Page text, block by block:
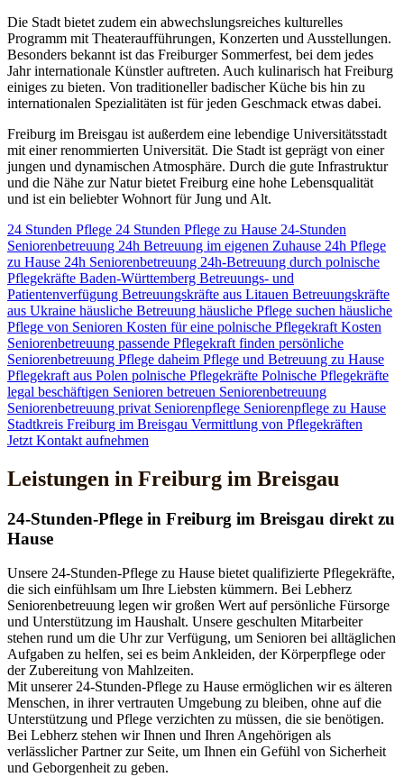
Die Stadt bietet zudem ein abwechslungsreiches kulturelles
Programm mit Theateraufführungen, Konzerten und Ausstellungen.
Besonders bekannt ist das Freiburger Sommerfest, bei dem jedes
Jahr internationale Künstler auftreten. Auch kulinarisch hat Freiburg
einiges zu bieten. Von traditioneller badischer Küche bis hin zu
internationalen Spezialitäten ist für jeden Geschmack etwas dabei.
Freiburg im Breisgau ist außerdem eine lebendige Universitätsstadt
mit einer renommierten Universität. Die Stadt ist geprägt von einer
jungen und dynamischen Atmosphäre. Durch die gute Infrastruktur
und die Nähe zur Natur bietet Freiburg eine hohe Lebensqualität
und ist ein beliebter Wohnort für Jung und Alt.
24 Stunden Pflege 24 Stunden Pflege zu Hause 24-Stunden
Seniorenbetreuung 24h Betreuung im eigenen Zuhause 24h Pflege
zu Hause 24h Seniorenbetreuung 24h-Betreuung durch polnische
Pflegekräfte Baden-Württemberg Betreuungs- und
Patientenverfügung Betreuungskräfte aus Litauen Betreuungskräfte
aus Ukraine häusliche Betreuung häusliche Pflege suchen häusliche
Pflege von Senioren Kosten für eine polnische Pflegekraft Kosten
Seniorenbetreuung passende Pflegekraft finden persönliche
Seniorenbetreuung Pflege daheim Pflege und Betreuung zu Hause
Pflegekraft aus Polen polnische Pflegekräfte Polnische Pflegekräfte
legal beschäftigen Senioren betreuen Seniorenbetreuung
Seniorenbetreuung privat Seniorenpflege Seniorenpflege zu Hause
Stadtkreis Freiburg im Breisgau Vermittlung von Pflegekräften
Jetzt Kontakt aufnehmen
Leistungen in Freiburg im Breisgau
24-Stunden-Pflege in Freiburg im Breisgau direkt zu
Hause
Unsere 24-Stunden-Pflege zu Hause bietet qualifizierte Pflegekräfte,
die sich einfühlsam um Ihre Liebsten kümmern. Bei Lebherz
Seniorenbetreuung legen wir großen Wert auf persönliche Fürsorge
und Unterstützung im Haushalt. Unsere geschulten Mitarbeiter
stehen rund um die Uhr zur Verfügung, um Senioren bei alltäglichen
Aufgaben zu helfen, sei es beim Ankleiden, der Körperpflege oder
der Zubereitung von Mahlzeiten.
Mit unserer 24-Stunden-Pflege zu Hause ermöglichen wir es älteren
Menschen, in ihrer vertrauten Umgebung zu bleiben, ohne auf die
Unterstützung und Pflege verzichten zu müssen, die sie benötigen.
Bei Lebherz stehen wir Ihnen und Ihren Angehörigen als
verlässlicher Partner zur Seite, um Ihnen ein Gefühl von Sicherheit
und Geborgenheit zu geben.